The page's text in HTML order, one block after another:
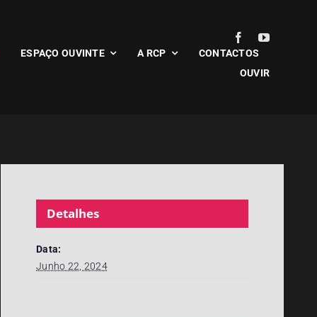
ESPAÇO OUVINTE A RCP
CONTACTOS
OUVIR
Detalhes
Data:
Junho 22, 2024